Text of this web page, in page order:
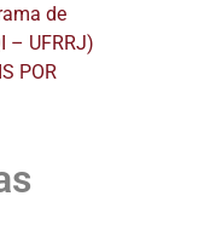
de
– UFRRJ)
POR